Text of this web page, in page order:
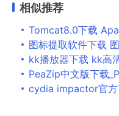
相似推荐
Tomcat8.0下载 Apache Tomcat 8
图标提取软件下载 图
kk播放器下载 kk高
PeaZip中文版下载
cydia impactor官方下载 越